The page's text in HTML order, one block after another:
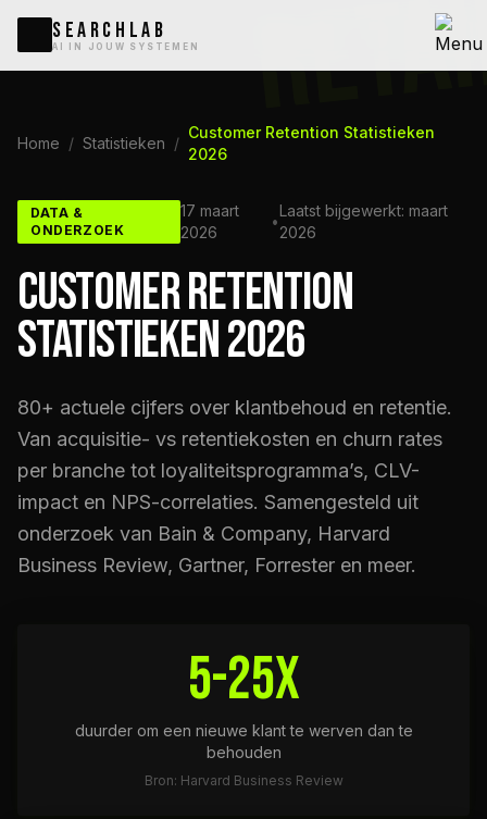
SEARCHLAB
AI IN JOUW SYSTEMEN
Home / Statistieken /
Customer Retention Statistieken
2026
DATA &
ONDERZOEK
17 maart
2026
•
Laatst bijgewerkt: maart
2026
CUSTOMER RETENTION
STATISTIEKEN 2026
80+ actuele cijfers over klantbehoud en retentie.
Van acquisitie- vs retentiekosten en churn rates
per branche tot loyaliteitsprogramma’s, CLV-
impact en NPS-correlaties. Samengesteld uit
onderzoek van Bain & Company, Harvard
Business Review, Gartner, Forrester en meer.
5-25x
duurder om een nieuwe klant te werven dan te
behouden
Bron: Harvard Business Review